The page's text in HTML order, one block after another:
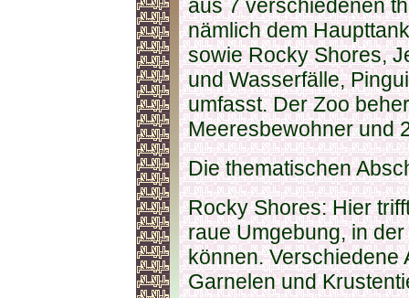
aus 7 verschiedenen
nämlich dem
sowie Rocky Shores,
und Wasserfälle,
umfasst. Der Zoo
Meeresbewohner und
Die thematischen
Rocky Shores: Hier
raue Umgebung, in
können. Verschiedene
Garnelen und